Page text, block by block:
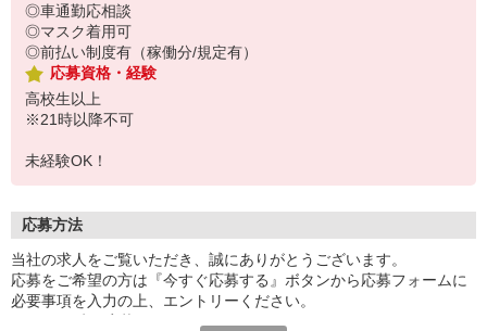
◎車通勤応相談
◎マスク着用可
◎前払い制度有（稼働分/規定有）
応募資格・経験
高校生以上
※21時以降不可
未経験OK！
応募方法
当社の求人をご覧いただき、誠にありがとうございます。
応募をご希望の方は『今すぐ応募する』ボタンから応募フォームに
必要事項を入力の上、エントリーください。